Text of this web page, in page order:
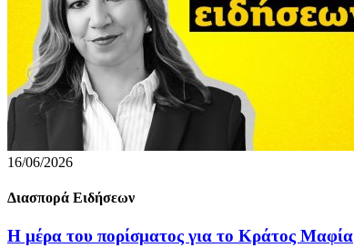
16/06/2026
Διασπορά Ειδήσεων
Η μέρα του πορίσματος για το Κράτος Μαφία